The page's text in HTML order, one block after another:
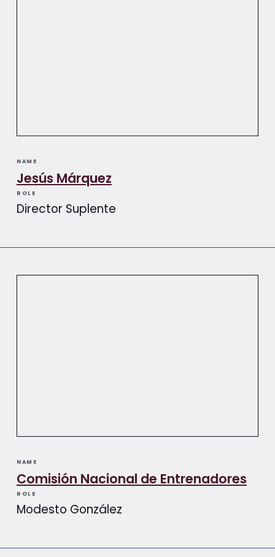
NAME
Jesús Márquez
ROLE
Director Suplente
NAME
Comisión Nacional de Entrenadores
ROLE
Modesto González